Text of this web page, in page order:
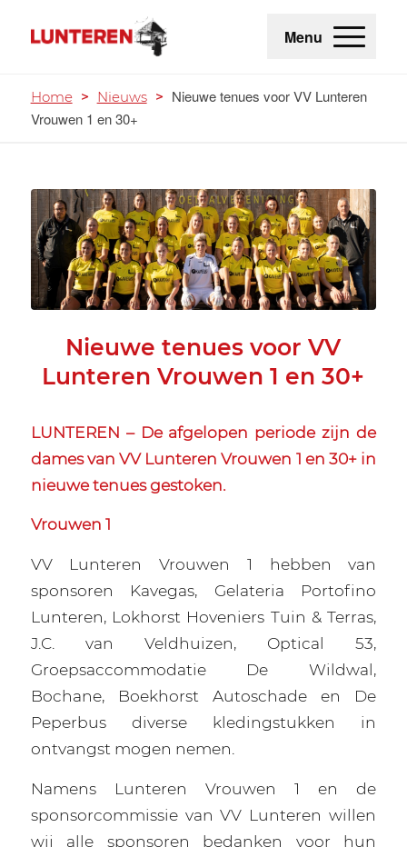
Menu
Home > Nieuws > Nieuwe tenues voor VV Lunteren
Vrouwen 1 en 30+
Nieuwe tenues voor VV
Lunteren Vrouwen 1 en 30+
LUNTEREN – De afgelopen periode zijn de
dames van VV Lunteren Vrouwen 1 en 30+ in
nieuwe tenues gestoken.
Vrouwen 1
VV Lunteren Vrouwen 1 hebben van
sponsoren Kavegas, Gelateria Portofino
Lunteren, Lokhorst Hoveniers Tuin & Terras,
J.C. van Veldhuizen, Optical 53,
Groepsaccommodatie De Wildwal,
Bochane, Boekhorst Autoschade en De
Peperbus diverse kledingstukken in
ontvangst mogen nemen.
Namens Lunteren Vrouwen 1 en de
sponsorcommissie van VV Lunteren willen
wij alle sponsoren bedanken voor hun